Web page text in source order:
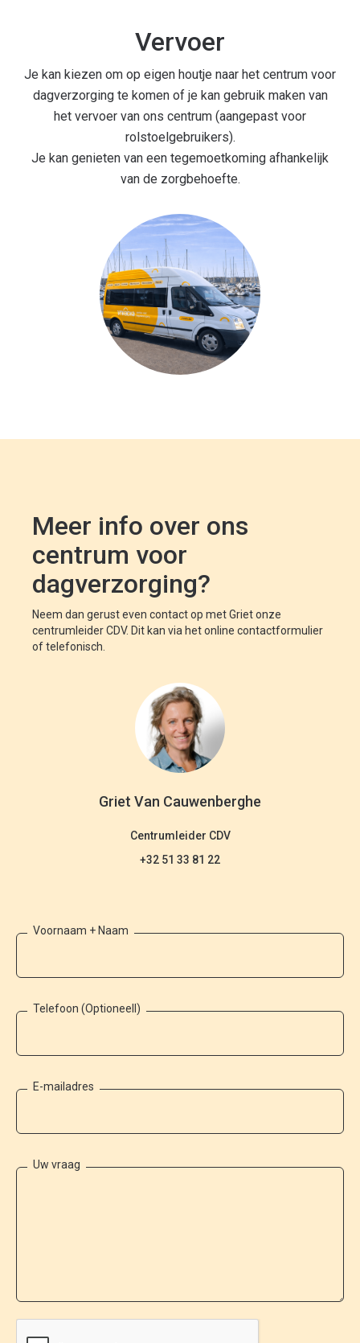
Vervoer
Je kan kiezen om op eigen houtje naar het centrum voor
dagverzorging te komen of je kan gebruik maken van
het vervoer van ons centrum (aangepast voor
rolstoelgebruikers).
Je kan genieten van een tegemoetkoming afhankelijk
van de zorgbehoefte.
Meer info over ons
centrum voor
dagverzorging?
Neem dan gerust even contact op met Griet onze
centrumleider CDV. Dit kan via het online contactformulier
of telefonisch.
Griet Van Cauwenberghe
Centrumleider CDV
+32 51 33 81 22
Voornaam + Naam
Telefoon (Optioneell)
E-mailadres
Uw vraag